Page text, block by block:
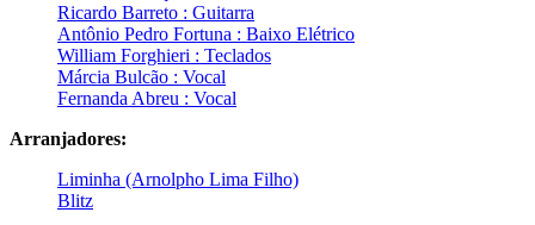
Ricardo Barreto : Guitarra
Antônio Pedro Fortuna : Baixo Elétrico
William Forghieri : Teclados
Márcia Bulcão : Vocal
Fernanda Abreu : Vocal
Arranjadores:
Liminha (Arnolpho Lima Filho)
Blitz